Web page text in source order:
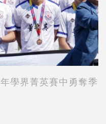
學界菁英賽中勇奪季